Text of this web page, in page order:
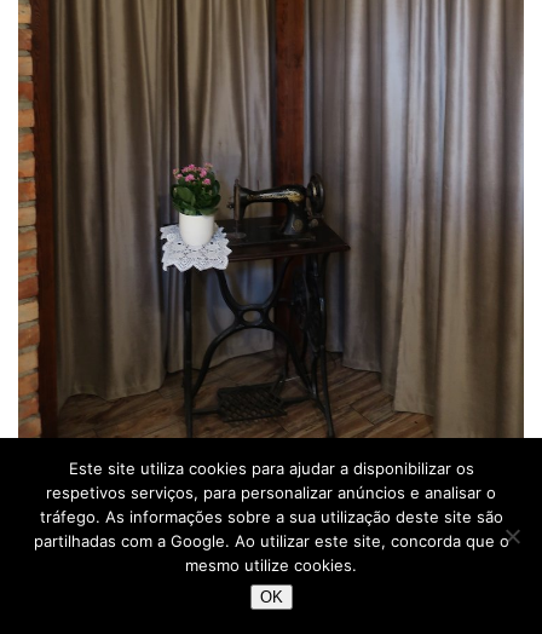
Restaurante Stara Szafa – Varsóvia – Polónia © Viaje
Comigo
L’Avanti
Um pouco mais afastado do centro histórico, está o
Este site utiliza cookies para ajudar a disponibilizar os
respetivos serviços, para personalizar anúncios e analisar o
tráfego. As informações sobre a sua utilização deste site são
partilhadas com a Google. Ao utilizar este site, concorda que o
mesmo utilize cookies.
OK